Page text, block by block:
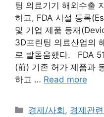
팅 의료기기 해외수출
하고, FDA 시설 등록
및 기업 제품 등재
3D프린팅 의료산업의
로 발돋움했다. FDA
(前) 기존 허가 제품과
하고 … Read more
Categories
경제/사회 , 경제관